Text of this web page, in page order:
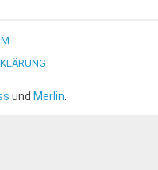
und Merlin.